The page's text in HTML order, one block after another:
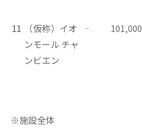
11
（仮称）イオ
ンモール チャ
ンビエン
‐ 101,000
※施設全体